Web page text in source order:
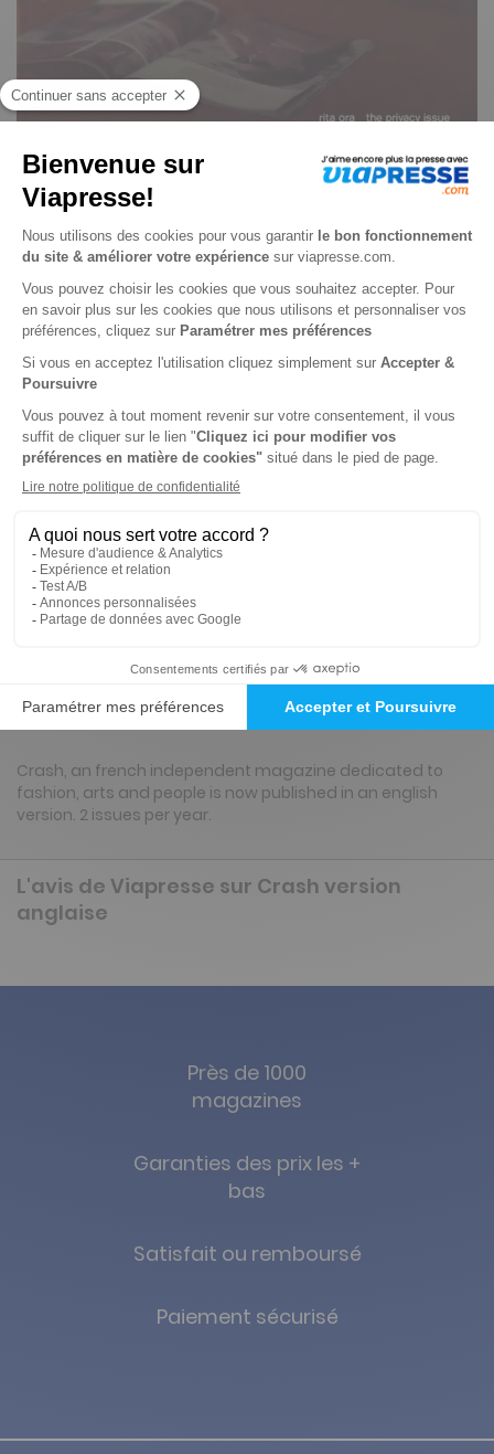
Crash version anglaise n° 108
Je choisis un support
Papier
Je choisis une durée
Abonnement 1 an
3 n° • Papier + Version digitale offerte
33€15 Tarif Kiosque :
Tarif France métropolitaine
Renouvellement à date d’anniversaire
Présentation du magazine Crash version
anglaise
Crash, an french independent magazine dedicated to
fashion, arts and people is now published in an english
version. 2 issues per year.
L'avis de Viapresse sur Crash version
anglaise
Près de 1000
magazines
Garanties des prix les +
bas
Satisfait ou remboursé
Paiement sécurisé